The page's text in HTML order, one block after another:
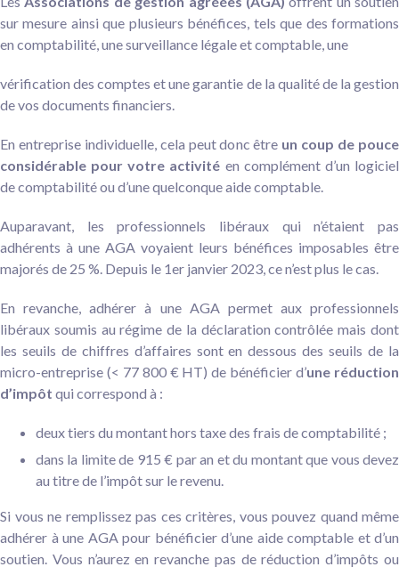
sur mesure ainsi que plusieurs bénéfices, tels que des formations
en comptabilité, une surveillance légale et comptable, une
vérification des comptes et une garantie de la qualité de la gestion
de vos documents financiers.
En entreprise individuelle, cela peut donc être un coup de pouce
considérable pour votre activité en complément d’un logiciel
de comptabilité ou d’une quelconque aide comptable.
Auparavant, les professionnels libéraux qui n’étaient pas
adhérents à une AGA voyaient leurs bénéfices imposables être
majorés de 25 %. Depuis le 1er janvier 2023, ce n’est plus le cas.
En revanche, adhérer à une AGA permet aux professionnels
libéraux soumis au régime de la déclaration contrôlée mais dont
les seuils de chiffres d’affaires sont en dessous des seuils de la
micro-entreprise (< 77 800 € HT) de bénéficier d’une réduction
d’impôt qui correspond à :
deux tiers du montant hors taxe des frais de comptabilité ;
dans la limite de 915 € par an et du montant que vous devez
au titre de l’impôt sur le revenu.
Si vous ne remplissez pas ces critères, vous pouvez quand même
adhérer à une AGA pour bénéficier d’une aide comptable et d’un
soutien. Vous n’aurez en revanche pas de réduction d’impôts ou